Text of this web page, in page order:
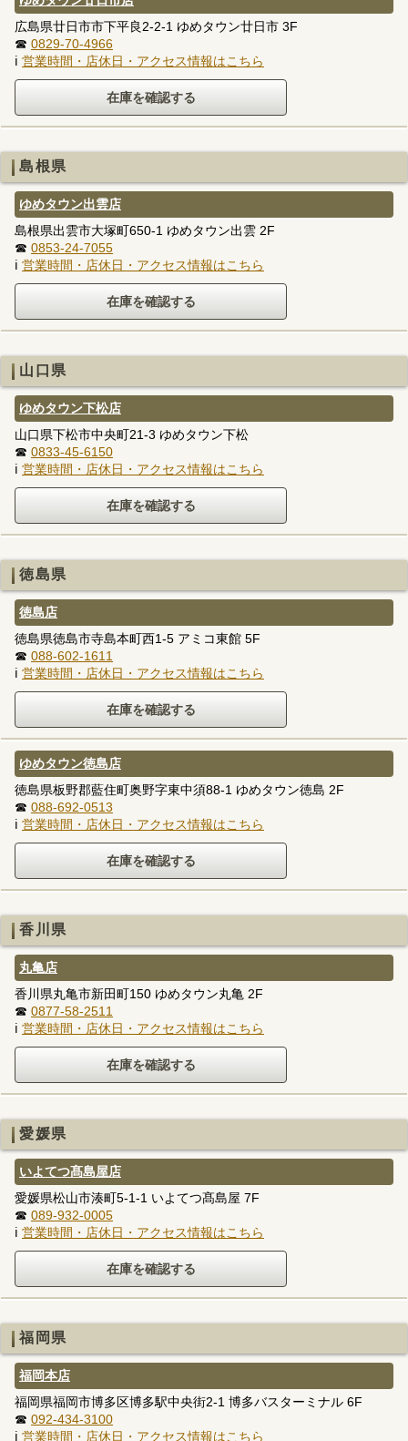
広島県廿日市市下平良2-2-1 ゆめタウン廿日市 3F
☎ 0829-70-4966
ℹ 営業時間・店休日・アクセス情報はこちら
島根県
ゆめタウン出雲店
島根県出雲市大塚町650-1 ゆめタウン出雲 2F
☎ 0853-24-7055
ℹ 営業時間・店休日・アクセス情報はこちら
山口県
ゆめタウン下松店
山口県下松市中央町21-3 ゆめタウン下松
☎ 0833-45-6150
ℹ 営業時間・店休日・アクセス情報はこちら
徳島県
徳島店
徳島県徳島市寺島本町西1-5 アミコ東館 5F
☎ 088-602-1611
ℹ 営業時間・店休日・アクセス情報はこちら
ゆめタウン徳島店
徳島県板野郡藍住町奥野字東中須88-1 ゆめタウン徳島 2F
☎ 088-692-0513
ℹ 営業時間・店休日・アクセス情報はこちら
香川県
丸亀店
香川県丸亀市新田町150 ゆめタウン丸亀 2F
☎ 0877-58-2511
ℹ 営業時間・店休日・アクセス情報はこちら
愛媛県
いよてつ髙島屋店
愛媛県松山市湊町5-1-1 いよてつ髙島屋 7F
☎ 089-932-0005
ℹ 営業時間・店休日・アクセス情報はこちら
福岡県
福岡本店
福岡県福岡市博多区博多駅中央街2-1 博多バスターミナル 6F
☎ 092-434-3100
ℹ 営業時間・店休日・アクセス情報はこちら